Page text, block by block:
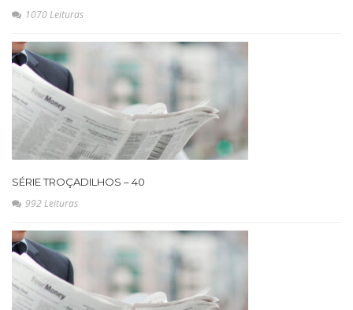
1070 Leituras
SÉRIE TROÇADILHOS – 40
992 Leituras